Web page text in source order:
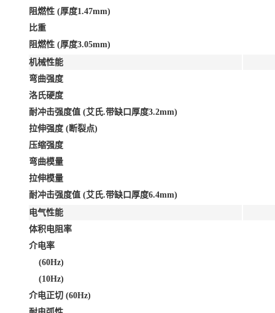
阻燃性 (厚度1.47mm)
比重
阻燃性 (厚度3.05mm)
机械性能
弯曲强度
洛氏硬度
耐冲击强度值 (艾氏.带缺口厚度3.2mm)
拉伸强度 (断裂点)
压缩强度
弯曲模量
拉伸模量
耐冲击强度值 (艾氏.带缺口厚度6.4mm)
电气性能
体积电阻率
介电率
(60Hz)
(10Hz)
介电正切 (60Hz)